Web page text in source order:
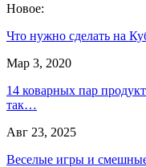
Новое:
Что нужно сделать на
Мар 3, 2020
14 коварных пар
так…
Авг 23, 2025
Веселые игры и